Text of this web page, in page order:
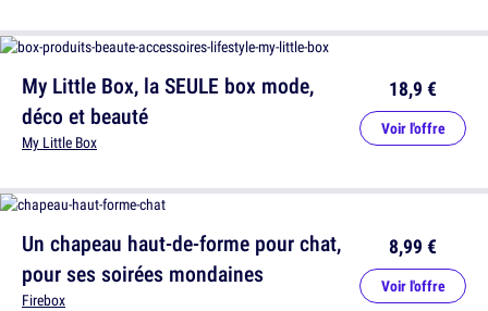
Un chapeau haut-de-forme pour chat,
pour ses soirées mondaines
Firebox
8,99 €
Voir l'offre
My Little Box, la SEULE box mode,
déco et beauté
My Little Box
18,9 €
Voir l'offre